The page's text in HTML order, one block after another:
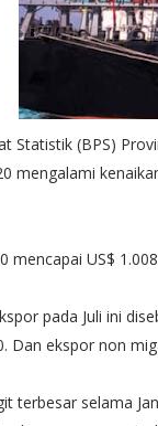
Statistik (BPS)
mengalami
mencapai US$
pada Juli ini
Dan ekspor non
terbesar selama